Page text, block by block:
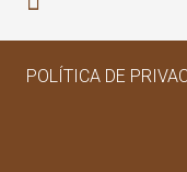
POLÍTICA DE